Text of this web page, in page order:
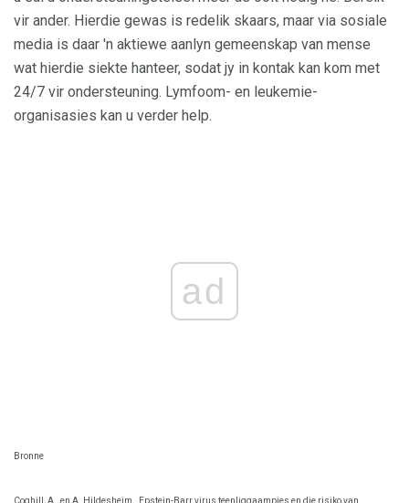
vir ander. Hierdie gewas is redelik skaars, maar via sosiale
media is daar 'n aktiewe aanlyn gemeenskap van mense
wat hierdie siekte hanteer, sodat jy in kontak kan kom met
24/7 vir ondersteuning. Lymfoom- en leukemie-
organisasies kan u verder help.
ad
Bronne
Coghill, A., en A. Hildesheim. Epstein-Barr virus teenliggaampies en die risiko van